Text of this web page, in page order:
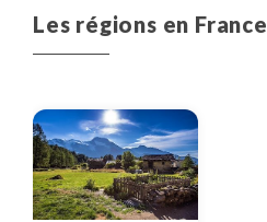
Les régions en France